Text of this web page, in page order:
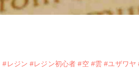
#レジン #レジン初心者 #空 #雲 #ユザワヤ